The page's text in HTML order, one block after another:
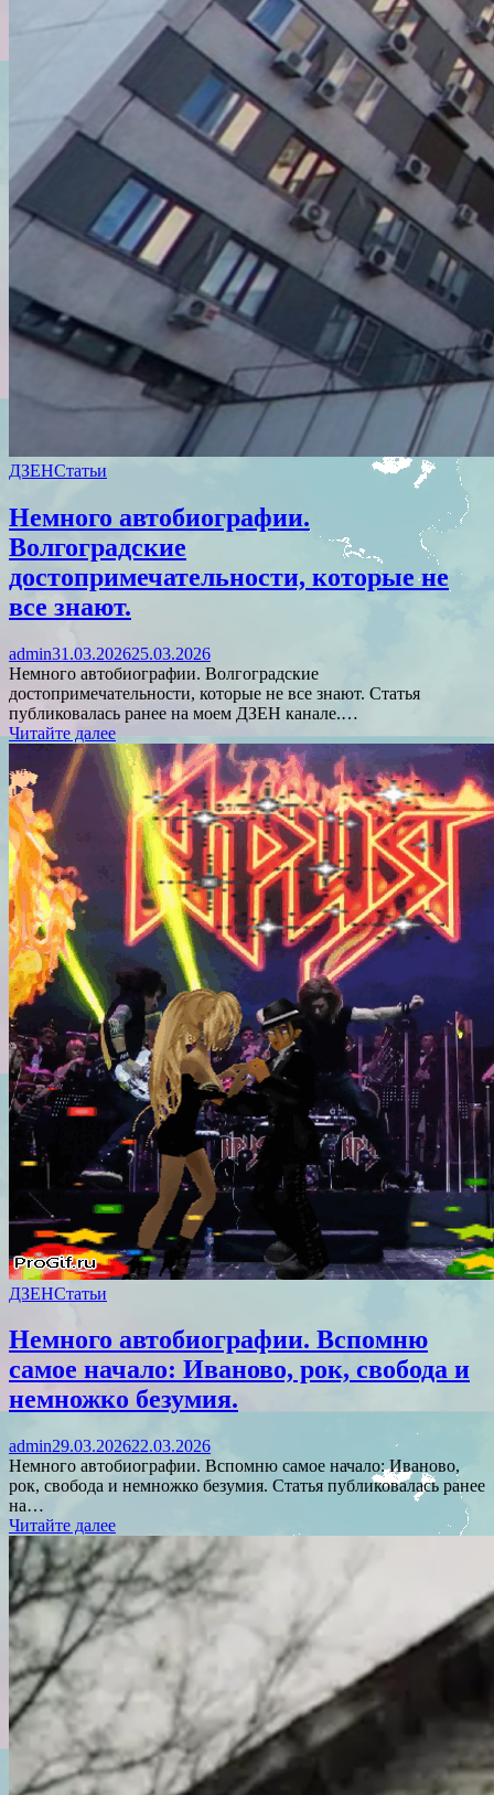
ДЗЕНСтатьи
Немного автобиографии.
Волгоградские
достопримечательности, которые не
все знают.
admin31.03.202625.03.2026
Немного автобиографии. Волгоградские
достопримечательности, которые не все знают. Статья
публиковалась ранее на моем ДЗЕН канале.…
Читайте далее
ДЗЕНСтатьи
Немного автобиографии. Вспомню
самое начало: Иваново, рок, свобода и
немножко безумия.
admin29.03.202622.03.2026
Немного автобиографии. Вспомню самое начало: Иваново,
рок, свобода и немножко безумия. Статья публиковалась ранее
на…
Читайте далее